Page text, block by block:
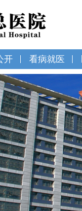
开 看病就医